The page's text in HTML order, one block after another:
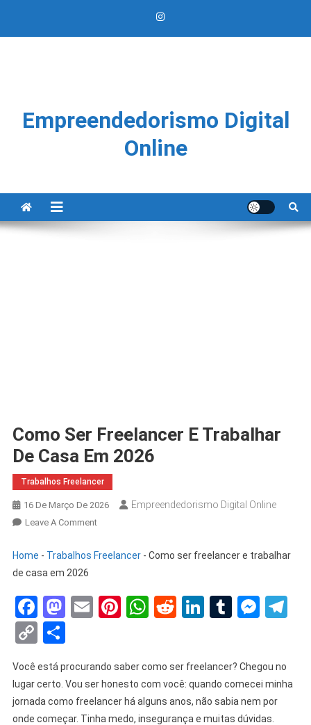
Empreendedorismo Digital
Online
Como Ser Freelancer E Trabalhar
De Casa Em 2026
Trabalhos Freelancer
16 De Março De 2026 Empreendedorismo Digital Online
Leave A Comment
Home - Trabalhos Freelancer- Como ser freelancer e trabalhar
de casa em 2026
Facebook
Mastodon
EmailPinterest
WhatsApp
RedditLinkedIn
Tumblr
CopyShare
Você está procurando saber como ser freelancer? Chegou no
lugar certo. Vou ser honesto com você: quando comecei minha
jornada como freelancer há alguns anos, não sabia nem por
onde começar. Tinha medo, insegurança e muitas dúvidas.